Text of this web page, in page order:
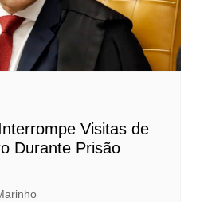
Visitas de
Durante Prisão